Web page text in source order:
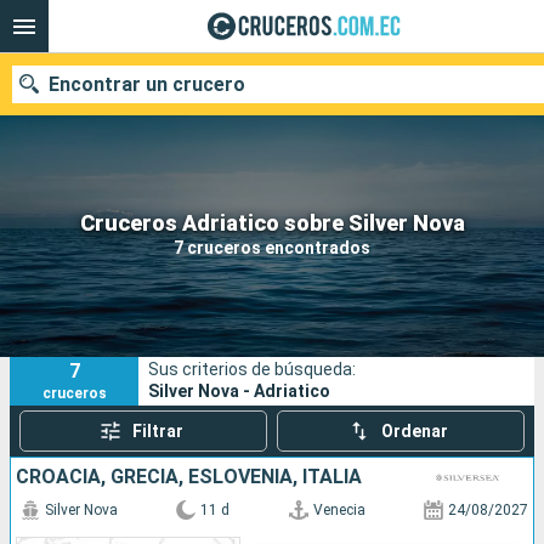
Cruceros Adriatico sobre Silver Nova
7 cruceros encontrados
Encontrar un crucero
Nuestros destinos
Fecha de salida
Puertos Compañías
Buscar
7
cruceros
Sus criterios de búsqueda:
Silver Nova - Adriatico
Filtrar Ordenar
CROACIA, GRECIA, ESLOVENIA, ITALIA
Silver Nova 11 d Venecia 24/08/2027